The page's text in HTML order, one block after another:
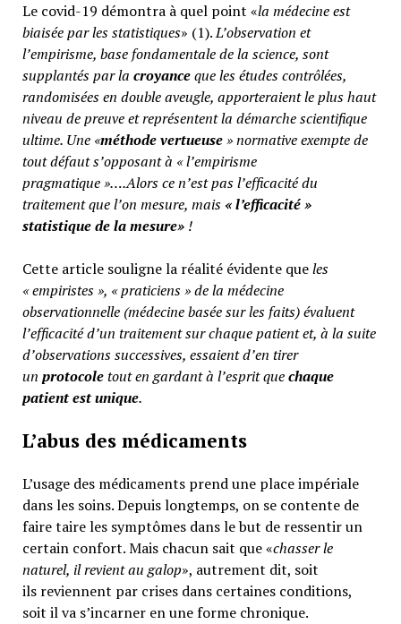
Le covid-19 démontra à quel point «la médecine est
biaisée par les statistiques» (1).L’observation et
l’empirisme, base fondamentale de la science, sont
supplantés par la croyanceque les études contrôlées,
randomisées en double aveugle, apporteraient le plus haut
niveau de preuve et représentent la démarche scientifique
ultime. Une «méthode vertueuse» normative exempte de
tout défaut s’opposant à « l’empirisme
pragmatique »….Alors ce n’est pas l’efficacité du
traitement que l’on mesure, mais «l’efficacité »
statistique de la mesure» !
Cette article souligne la réalité évidente queles
« empiristes », « praticiens » de la médecine
observationnelle (médecine basée sur les faits) évaluent
l’efficacité d’un traitement sur chaque patient et, à la suite
d’observations successives, essaient d’en tirer
un protocoletout en gardant à l’esprit quechaque
patient est unique.
L’abus des médicaments
L’usage des médicaments prend une place impériale
dans les soins. Depuis longtemps, on se contente de
faire taire les symptômes dans le but de ressentir un
certain confort. Mais chacun sait que «chasser le
naturel, il revient au galop», autrement dit, soit
ils reviennent par crises dans certaines conditions,
soit il va s’incarner en une forme chronique.